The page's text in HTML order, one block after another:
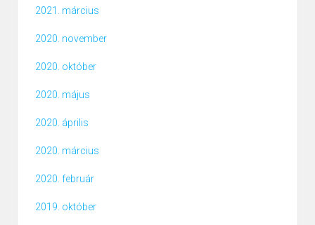
2021. március
2020. november
2020. október
2020. május
2020. április
2020. március
2020. február
2019. október